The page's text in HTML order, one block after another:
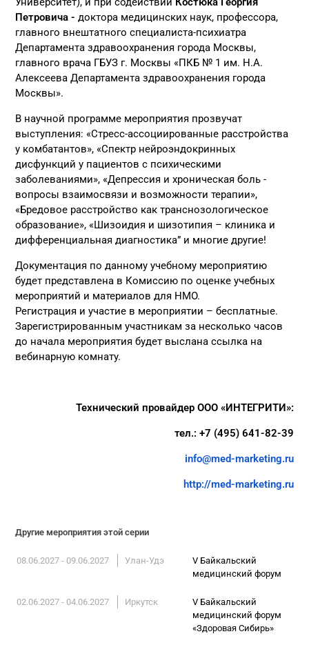
Петровича -доктора медицинских наук, профессора,
главного внештатного специалиста-психиатра
Департамента здравоохранения города Москвы,
главного врача ГБУЗ г. Москвы «ПКБ № 1 им. Н.А.
Алексеева Департамента здравоохранения города
Москвы».
В научной программе мероприятия прозвучат
выступления: «Стресс-ассоциированные расстройства
у комбатантов», «Спектр нейроэндокринных
дисфункций у пациентов с психическими
заболеваниями», «Депрессия и хроническая боль -
вопросы взаимосвязи и возможности терапии»,
«Бредовое расстройство как транснозологическое
образование», «Шизоидия и шизотипия – клиника и
дифференциальная диагностика” и многие другие!
Документация по данному учебному мероприятию
будет представлена в Комиссию по оценке учебных
мероприятий и материалов для НМО.
Регистрация и участие в мероприятии – бесплатные.
Зарегистрированным участникам за несколько часов
до начала мероприятия будет выслана ссылка на
вебинарную комнату.
Технический провайдер ООО «ИНТЕГРИТИ»:
тел.: +7 (495) 641-82-39
info@med-marketing.ru
http://med-marketing.ru
Другие мероприятия этой серии
08.06.2027 - 09.06.2027 Улан-Удэ
V Байкальский
медицинский форум
02.06.2027 - 04.06.2027 Иркутск
V Байкальский
медицинский форум
«Здоровая Сибирь»